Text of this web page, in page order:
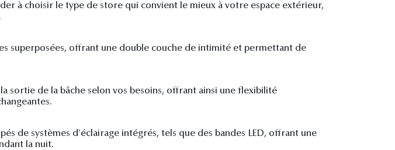
à choisir le type de store qui convient le mieux à votre espace extérieur,
superposées, offrant une double couche de intimité et permettant de
sortie de la bâche selon vos besoins, offrant ainsi une flexibilité
de systèmes d'éclairage intégrés, tels que des bandes LED, offrant une
la nuit.